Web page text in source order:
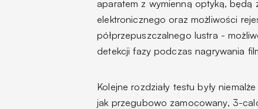
aparatem z wymienną optyką,
elektronicznego oraz możliwości
półprzepuszczalnego lustra -
detekcji fazy podczas nagrywania
Kolejne rozdziały testu były
jak przegubowo zamocowany, 3-